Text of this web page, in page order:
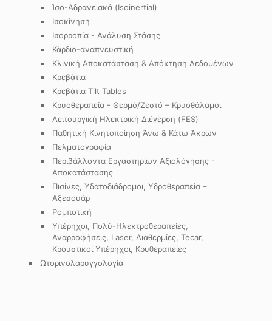
Ίσο-Αδρανειακά (Isoinertial)
Ισοκίνηση
Ισορροπία - Ανάλυση Στάσης
Κάρδιο-αναπνευστική
Κλινική Αποκατάσταση & Απόκτηση Δεδομένων
Κρεβάτια
Κρεβάτια Tilt Tables
Κρυοθεραπεία - Θερμό/Ζεστό – Κρυοθάλαμοι
Λειτουργική Ηλεκτρική Διέγερση (FES)
Παθητική Κινητοποίηση Άνω & Κάτω Άκρων
Πελματογραφία
Περιβάλλοντα Εργαστηρίων Αξιολόγησης -
Αποκατάστασης
Πισίνες, Υδατοδιάδρομοι, Υδροθεραπεία –
Αξεσουάρ
Ρομποτική
Υπέρηχοι, Πολύ-Ηλεκτροθεραπείες,
Αναρροφήσεις, Laser, Διαθερμίες, Tecar,
Κρουστικοί Υπέρηχοι, Κρυθεραπείες
Ωτορινολαρυγγολογία